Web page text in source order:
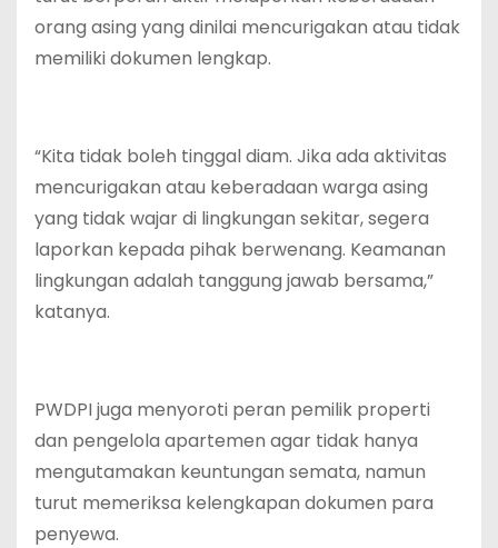
orang asing yang dinilai mencurigakan atau tidak
memiliki dokumen lengkap.
“Kita tidak boleh tinggal diam. Jika ada aktivitas
mencurigakan atau keberadaan warga asing
yang tidak wajar di lingkungan sekitar, segera
laporkan kepada pihak berwenang. Keamanan
lingkungan adalah tanggung jawab bersama,”
katanya.
PWDPI juga menyoroti peran pemilik properti
dan pengelola apartemen agar tidak hanya
mengutamakan keuntungan semata, namun
turut memeriksa kelengkapan dokumen para
penyewa.